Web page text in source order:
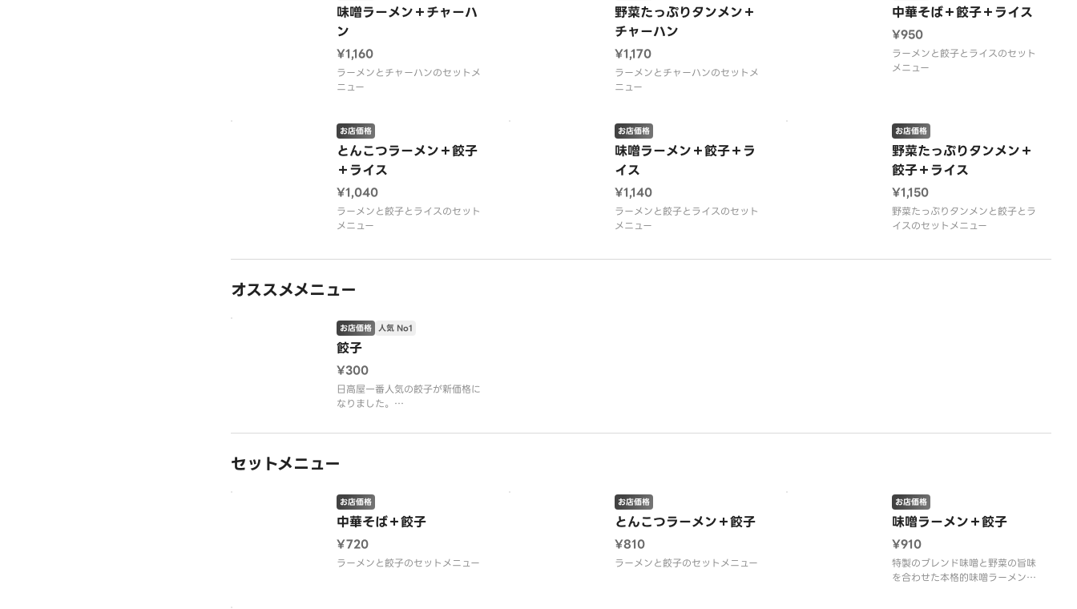
味噌ラーメン＋チャーハ
ン
¥1,160
ラーメンとチャーハンのセットメ
ニュー
野菜たっぷりタンメン＋
チャーハン
¥1,170
ラーメンとチャーハンのセットメ
ニュー
中華そば＋餃子＋ライス
¥950
ラーメンと餃子とライスのセット
メニュー
とんこつラーメン＋餃子
＋ライス
お店価格
¥1,040
ラーメンと餃子とライスのセット
メニュー
味噌ラーメン＋餃子＋ラ
イス
お店価格
¥1,140
ラーメンと餃子とライスのセット
メニュー
野菜たっぷりタンメン＋
餃子＋ライス
お店価格
¥1,150
野菜たっぷりタンメンと餃子とラ
イスのセットメニュー
オススメメニュー
餃子
お店価格 人気 No1
¥300
日高屋一番人気の餃子が新価格に
なりました。
っしり詰めて更に美味しくなりま
セットメニュー
中華そば＋餃子
お店価格
¥720
ラーメンと餃子のセットメニュー
とんこつラーメン＋餃子
お店価格
¥810
ラーメンと餃子のセットメニュー
味噌ラーメン＋餃子
お店価格
¥910
特製のブレンド味噌と野菜の旨味
を合わせた本格的味噌ラーメン